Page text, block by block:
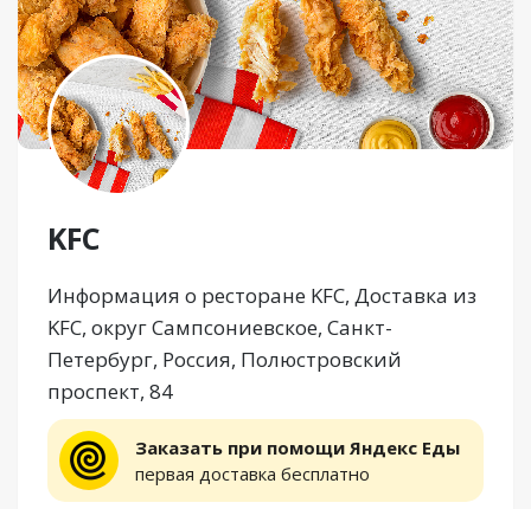
KFC
Информация о ресторане KFC, Доставка из
KFC, округ Сампсониевское, Санкт-
Петербург, Россия, Полюстровский
проспект, 84
Заказать при помощи Яндекс Еды
первая доставка бесплатно